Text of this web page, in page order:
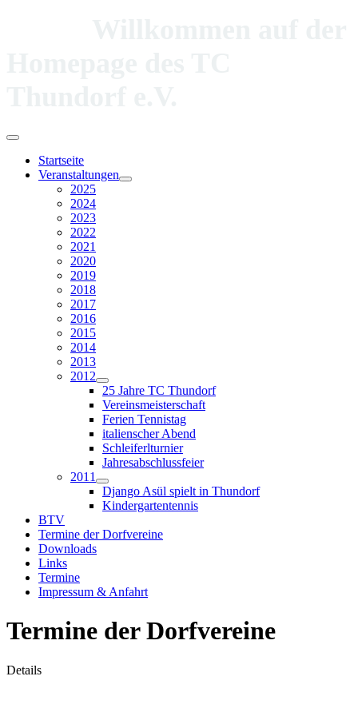
Startseite
Veranstaltungen
2025
2024
2023
2022
2021
2020
2019
2018
2017
2016
2015
2014
2013
2012
25 Jahre TC Thundorf
Vereinsmeisterschaft
Ferien Tennistag
italienscher Abend
Schleiferlturnier
Jahresabschlussfeier
2011
Django Asül spielt in Thundorf
Kindergartentennis
BTV
Termine der Dorfvereine
Downloads
Links
Termine
Impressum & Anfahrt
Termine der Dorfvereine
Details